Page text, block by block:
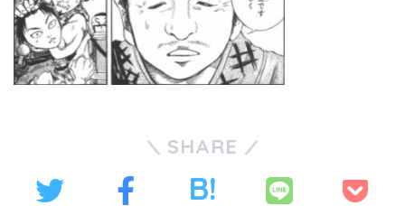
SHARE